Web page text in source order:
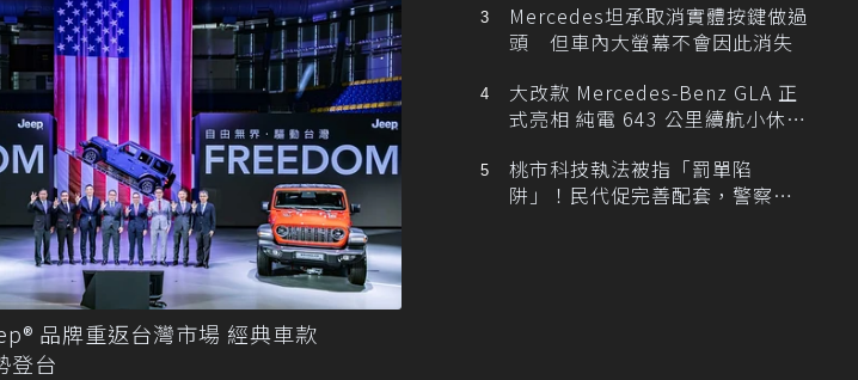
品牌重返台灣市場 經典車款
登台
Mercedes坦承取消實體按鍵做過
頭 但車內大螢幕不會因此消失
大改款 Mercedes-Benz GLA 正
式亮相 純電 643 公里續航小休
桃市科技執法被指「罰單陷
阱」！民代促完善配套，警察局